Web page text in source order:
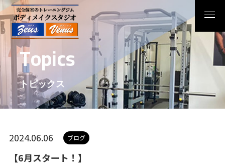
Topics
トピックス
【6月スタート！】
2024.06.06 ブログ